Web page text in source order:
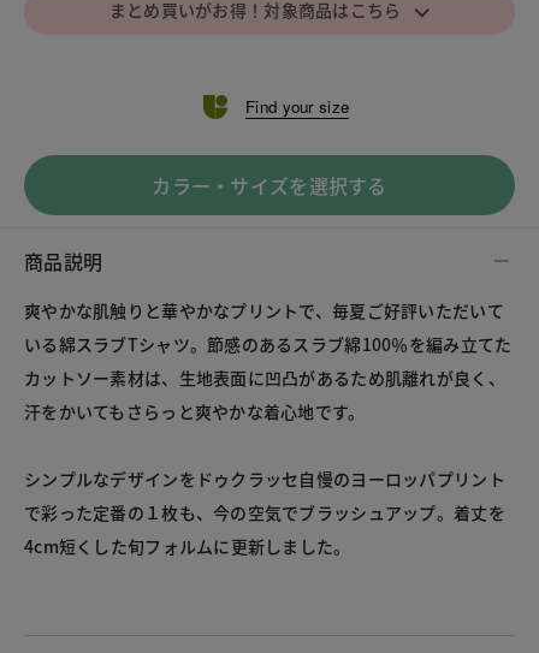
まとめ買いがお得！対象商品はこちら
Find your size
カラー・サイズを選択する
商品説明
爽やかな肌触りと華やかなプリントで、毎夏ご好評いただいて
いる綿スラブTシャツ。節感のあるスラブ綿100％を編み立てた
カットソー素材は、生地表面に凹凸があるため肌離れが良く、
汗をかいてもさらっと爽やかな着心地です。
シンプルなデザインをドゥクラッセ自慢のヨーロッパプリント
で彩った定番の１枚も、今の空気でブラッシュアップ。着丈を
4cm短くした旬フォルムに更新しました。